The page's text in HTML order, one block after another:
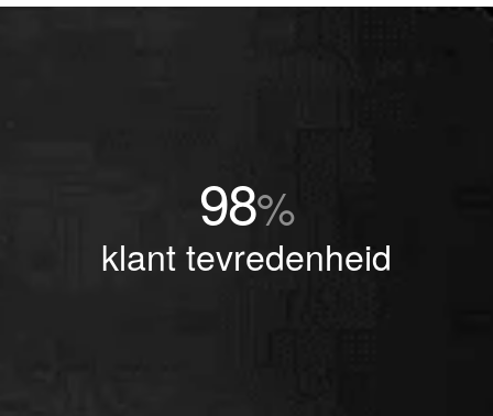
98%
klant tevredenheid